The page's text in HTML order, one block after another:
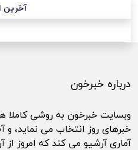
آخرین
درباره خبرخون
وبسایت خبرخون به روشی کاملا
خبرهای روز انتخاب می نماید، و
آماری آرشیو می کند که امروز